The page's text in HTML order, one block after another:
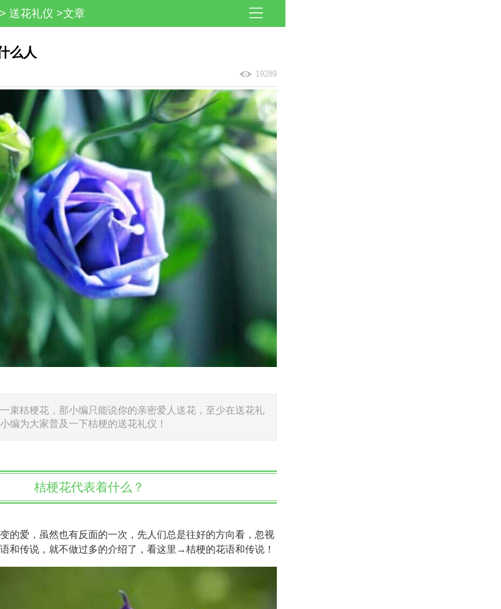
> 送花礼仪 >文章
么人
19289
束桔梗花，那小编只能说你的亲密爱人送花，至少在送花礼
编为大家普及一下桔梗的送花礼仪！
桔梗花代表着什么？
的爱，虽然也有反面的一次，先人们总是往好的方向看，忽视
和传说，就不做过多的介绍了，看这里→桔梗的花语和传说！